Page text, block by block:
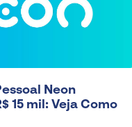
Neon
15 mil: Veja Como